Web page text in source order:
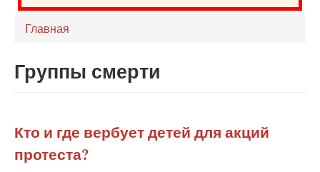
Главная
Группы смерти
Кто и где вербует детей для акций
протеста?